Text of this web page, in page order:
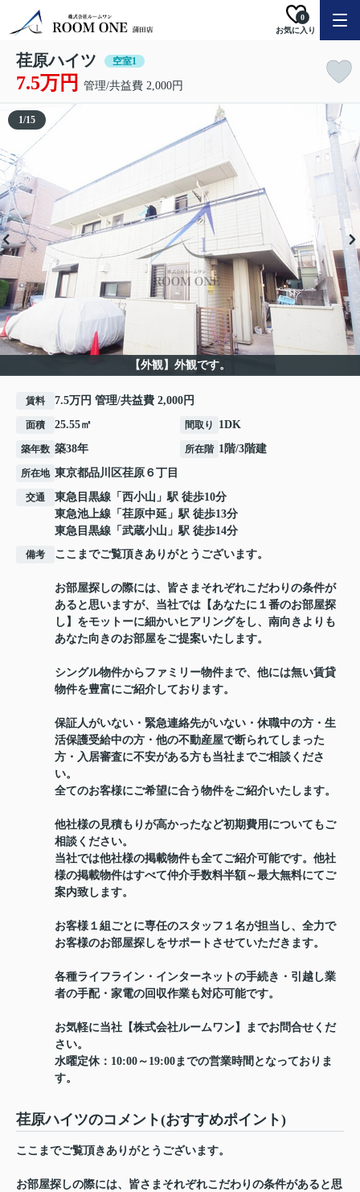
お気に入り
0
荏原ハイツ 空室1
7.5万円 管理/共益費 2,000円
【外観】外観です。
1/15
賃料 7.5万円 管理/共益費 2,000円
面積 25.55㎡ 間取り 1DK
築年数 築38年 所在階 1階/3階建
所在地 東京都品川区荏原 ６丁目
交通 東急目黒線 「 西小山 」駅 徒歩10分
東急池上線 「 荏原中延 」駅 徒歩13分
東急目黒線 「 武蔵小山 」駅 徒歩14分
備考 ここまでご覧頂きありがとうございます。
お部屋探しの際には、皆さまそれぞれこだわりの条件が
あると思いますが、当社では【あなたに１番のお部屋探
し】をモットーに細かいヒアリングをし、南向きよりも
あなた向きのお部屋をご提案いたします。
シングル物件からファミリー物件まで、他には無い賃貸
物件を豊富にご紹介しております。
保証人がいない・緊急連絡先がいない・休職中の方・生
活保護受給中の方・他の不動産屋で断られてしまった
方・入居審査に不安がある方も当社までご相談くださ
い。
全てのお客様にご希望に合う物件をご紹介いたします。
他社様の見積もりが高かったなど初期費用についてもご
相談ください。
当社では他社様の掲載物件も全てご紹介可能です。他社
様の掲載物件はすべて仲介手数料半額～最大無料にてご
案内致します。
お客様１組ごとに専任のスタッフ１名が担当し、全力で
お客様のお部屋探しをサポートさせていただきます。
各種ライフライン・インターネットの手続き・引越し業
者の手配・家電の回収作業も対応可能です。
お気軽に当社【株式会社ルームワン】までお問合せくだ
さい。
水曜定休：10:00～19:00までの営業時間となっておりま
す。
荏原ハイツのコメント(おすすめポイント)
ここまでご覧頂きありがとうございます。
お部屋探しの際には、皆さまそれぞれこだわりの条件があると思